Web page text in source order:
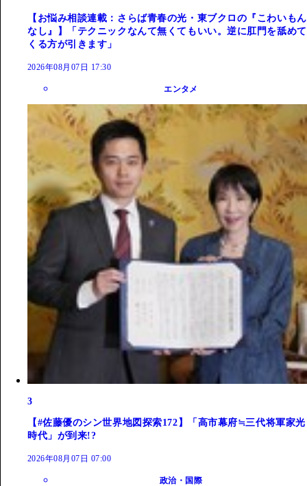
【お悩み相談連載：さらば青春の光・東ブクロの『こわいもん
なし』】「テクニックなんて無くてもいい。逆に肛門を舐めて
くる方が引きます」
2026年08月07日 17:30
エンタメ
3
【#佐藤優のシン世界地図探索172】「高市幕府≒三代将軍家光
時代」が到来!?
2026年08月07日 07:00
政治・国際